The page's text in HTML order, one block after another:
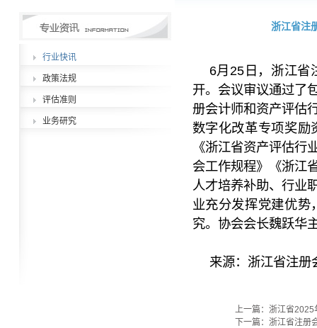
行业快讯
政策法规
评估准则
业务研究
浙江省注
6月25日，浙江省
开。会议审议通过了
册会计师和资产评估
数字化改革专项奖励
《浙江省资产评估
会工作规程》《浙江
人才培养补助、行业
业充分发挥党建优势
究。协会会长魏跃华
来源：浙江省注册
上一篇：浙江省2025
下一篇：浙江省注册